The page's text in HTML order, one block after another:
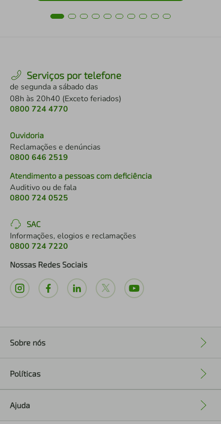
Serviços por telefone
de segunda a sábado das
08h às 20h40 (Exceto feriados)
0800 724 4770
Ouvidoria
Reclamações e denúncias
0800 646 2519
Atendimento a pessoas com deficiência
Auditivo ou de fala
0800 724 0525
SAC
Informações, elogios e reclamações
0800 724 7220
Nossas Redes Sociais
Sobre nós
Políticas
Ajuda